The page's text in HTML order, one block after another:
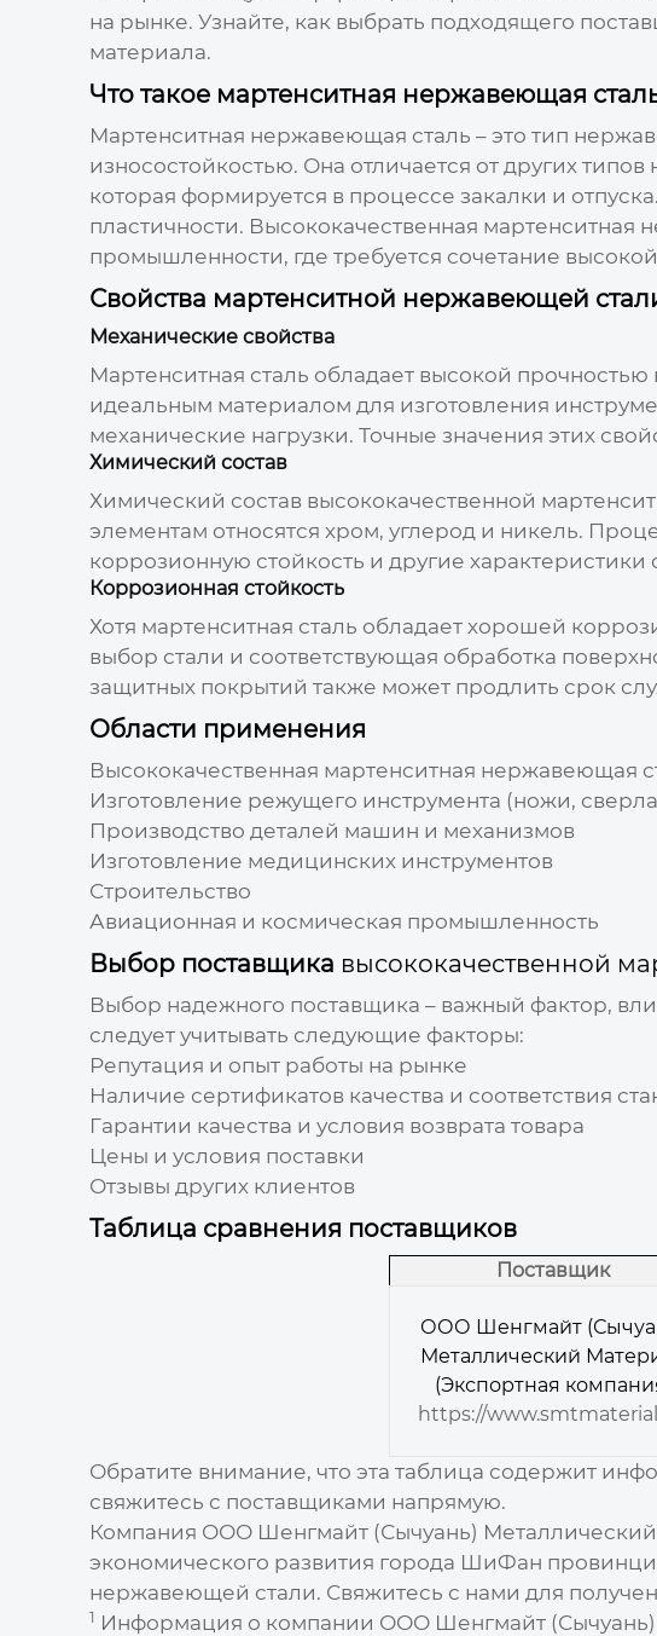
на рынке. Узнайте, как выбрать подходящего
материала.
Что такое мартенситная нержавеющая
Мартенситная нержавеющая сталь – это тип
износостойкостью. Она отличается от других
которая формируется в процессе закалки и
пластичности. Высококачественная мартенситная
промышленности, где требуется сочетание
Свойства мартенситной нержавеющей
Механические свойства
Мартенситная сталь обладает высокой
идеальным материалом для изготовления
механические нагрузки. Точные значения этих
Химический состав
Химический состав высококачественной
элементам относятся хром, углерод и никель.
коррозионную стойкость и другие характеристики
Коррозионная стойкость
Хотя мартенситная сталь обладает хорошей
выбор стали и соответствующая обработка
защитных покрытий также может продлить срок
Области применения
Высококачественная мартенситная нержавеющая
Изготовление режущего инструмента (ножи,
Производство деталей машин и механизмов
Изготовление медицинских инструментов
Строительство
Авиационная и космическая промышленность
Выбор поставщика высококачественной
Выбор надежного поставщика – важный фактор,
следует учитывать следующие факторы:
Репутация и опыт работы на рынке
Наличие сертификатов качества и соответствия
Гарантии качества и условия возврата товара
Цены и условия поставки
Отзывы других клиентов
Таблица сравнения поставщиков
Поставщик
ООО Шенгмайт
Металлический
(Экспортная
https://
Обратите внимание, что эта таблица содержит
свяжитесь с поставщиками напрямую.
Компания ООО Шенгмайт (Сычуань) Металлический
экономического развития города ШиФан
нержавеющей стали. Свяжитесь с нами для
1 Информация о компании ООО Шенгмайт (Сычуань)